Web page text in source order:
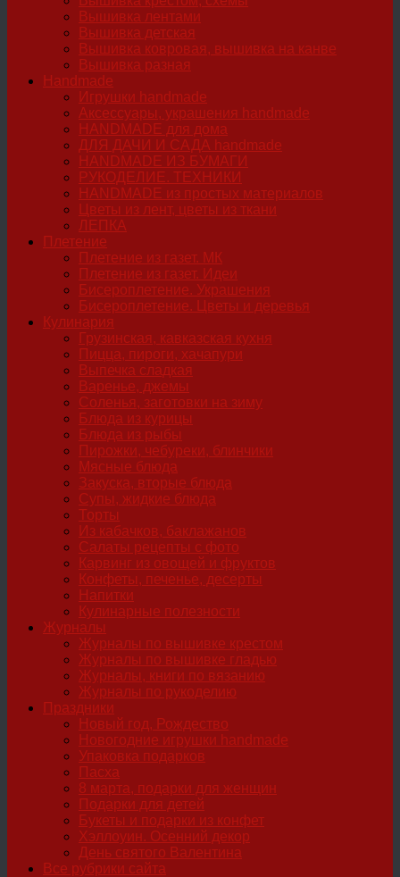
Вышивка лентами
Вышивка детская
Вышивка ковровая, вышивка на канве
Вышивка разная
Handmade
Игрушки handmade
Аксессуары, украшения handmade
HANDMADE для дома
ДЛЯ ДАЧИ И САДА handmade
HANDMADE ИЗ БУМАГИ
РУКОДЕЛИЕ. ТЕХНИКИ
HANDMADE из простых материалов
Цветы из лент, цветы из ткани
ЛЕПКА
Плетение
Плетение из газет. МК
Плетение из газет. Идеи
Бисероплетение. Украшения
Бисероплетение. Цветы и деревья
Кулинария
Грузинская, кавказская кухня
Пицца, пироги, хачапури
Выпечка сладкая
Варенье, джемы
Соленья, заготовки на зиму
Блюда из курицы
Блюда из рыбы
Пирожки, чебуреки, блинчики
Мясные блюда
Закуска, вторые блюда
Супы, жидкие блюда
Торты
Из кабачков, баклажанов
Салаты рецепты с фото
Карвинг из овощей и фруктов
Конфеты, печенье, десерты
Напитки
Кулинарные полезности
Журналы
Журналы по вышивке крестом
Журналы по вышивке гладью
Журналы, книги по вязанию
Журналы по рукоделию
Праздники
Новый год, Рождество
Новогодние игрушки handmade
Упаковка подарков
Пасха
8 марта, подарки для женщин
Подарки для детей
Букеты и подарки из конфет
Хэллоуин. Осенний декор
День святого Валентина
Все рубрики сайта